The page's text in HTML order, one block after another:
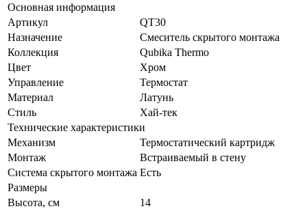
Основная информация
Артикул
QT30
Назначение
Смеситель скрытого монтажа
Коллекция
Qubika Thermo
Цвет
Хром
Управление
Термостат
Материал
Латунь
Стиль
Хай-тек
Технические характеристики
Механизм
Термостатический картридж
Монтаж
Встраиваемый в стену
Система скрытого монтажа Есть
Размеры
Высота, см
14